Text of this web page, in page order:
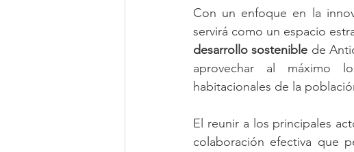
Con un enfoque en la
desarrollo sostenible de
aprovechar al máximo
habitacionales de la
El reunir a los principales
colaboración efectiva que